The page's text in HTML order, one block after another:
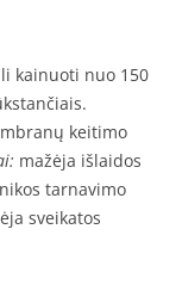
kainuoti nuo 150
keitimo
mažėja išlaidos
tarnavimo
sveikatos